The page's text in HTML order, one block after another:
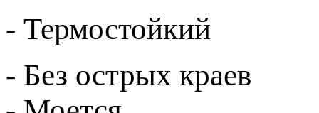
- Термостойкий
- Без острых краев